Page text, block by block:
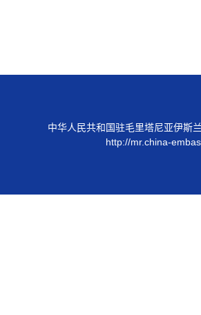
中华人民共和国驻毛里塔尼亚伊斯
http://mr.china-